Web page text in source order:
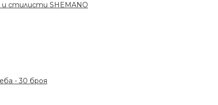
и стилисти SHEMANO
- 30 броя